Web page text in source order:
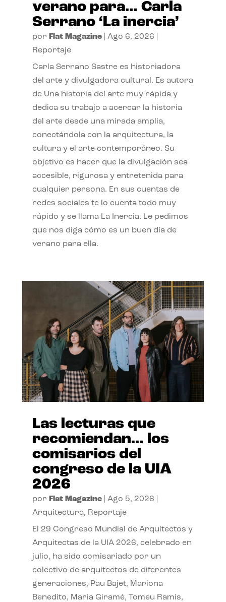
verano para… Carla
Serrano ‘La inercia’
por Flat Magazine| Ago 6, 2026
Reportaje
Carla Serrano Sastre es historiadora
del arte y divulgadora cultural. Es autora
de Una historia del arte muy rápida y
dedica su trabajo a acercar la historia
del arte desde una mirada amplia,
conectándola con la arquitectura, la
cultura y el arte contemporáneo. Su
objetivo es hacer que la divulgación sea
accesible, rigurosa y entretenida para
cualquier persona. En sus cuentas de
redes sociales te lo cuenta todo muy
rápido y se llama La Inercia. Le pedimos
que nos diga cómo es un buen día de
verano para ella.
Las lecturas que
recomiendan… los
comisarios del
congreso de la UIA
2026
por Flat Magazine| Ago 5, 2026
Arquitectura, Reportaje
El 29 Congreso Mundial de Arquitectos y
Arquitectas de la UIA 2026, celebrado en
julio, ha sido comisariado por un
colectivo de arquitectos de diferentes
generaciones, Pau Bajet, Mariona
Benedito, Maria Giramé, Tomeu Ramis,